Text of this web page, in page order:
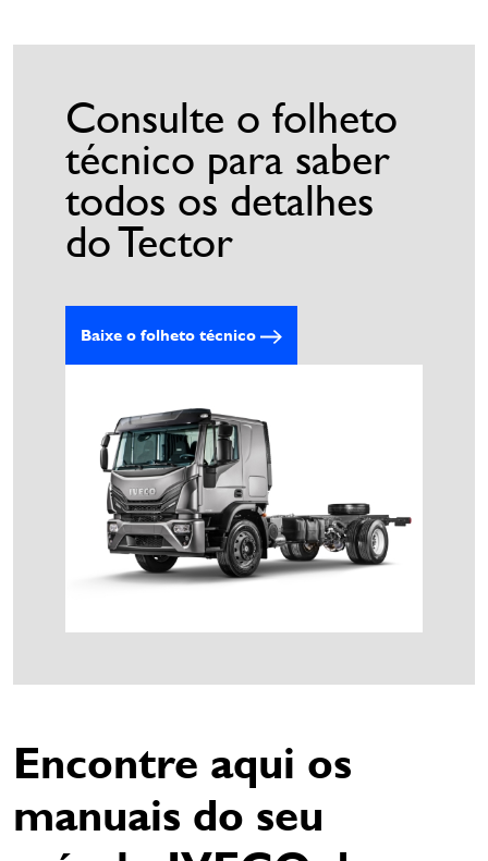
Consulte o folheto
técnico para saber
todos os detalhes
do Tector
Baixe o folheto técnico
Encontre aqui os
manuais do seu